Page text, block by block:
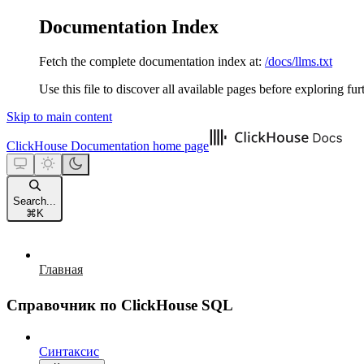
Documentation Index
Fetch the complete documentation index at: /docs/llms.txt
Use this file to discover all available pages before exploring
Skip to main content
ClickHouse Documentation home page
Search...
⌘ K
Главная
Справочник по ClickHouse SQL
Синтаксис